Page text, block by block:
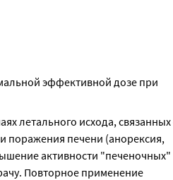
эффективной дозе при
летального исхода, связанных
поражения печени (анорексия,
активности "печеночных"
Повторное применение